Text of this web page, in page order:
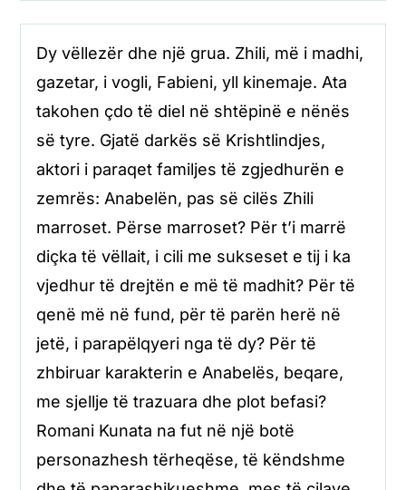
Dy vëllezër dhe një grua. Zhili, më i madhi,
gazetar, i vogli, Fabieni, yll kinemaje. Ata
takohen çdo të diel në shtëpinë e nënës
së tyre. Gjatë darkës së Krishtlindjes,
aktori i paraqet familjes të zgjedhurën e
zemrës: Anabelën, pas së cilës Zhili
marroset. Përse marroset? Për t’i marrë
diçka të vëllait, i cili me sukseset e tij i ka
vjedhur të drejtën e më të madhit? Për të
qenë më në fund, për të parën herë në
jetë, i parapëlqyeri nga të dy? Për të
zhbiruar karakterin e Anabelës, beqare,
me sjellje të trazuara dhe plot befasi?
Romani Kunata na fut në një botë
personazhesh tërheqëse, të këndshme